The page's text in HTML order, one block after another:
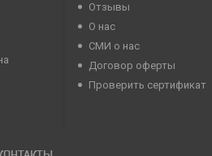
Отзывы
О нас
СМИ о нас
Договор оферты
Проверить сертификат